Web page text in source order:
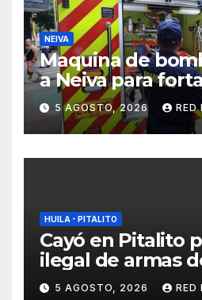
NEIVA
Maquina de
a Neiva para
asistencia en las
emergencias
por el
5 AGOSTO, 2026 RED
HUILA - PITALITO
Cayó en Pitalito
ilegal de armas
tráfico de
5 AGOSTO, 2026 RED